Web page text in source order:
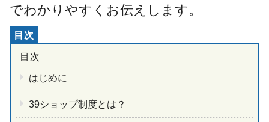
でわかりやすくお伝えします。
はじめに
39ショップ制度とは？